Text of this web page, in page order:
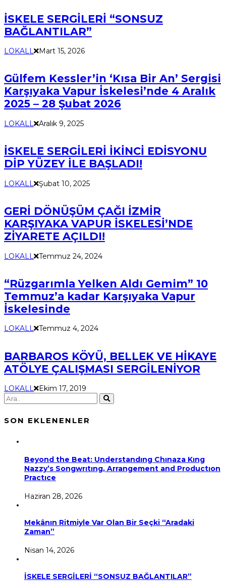
İSKELE SERGİLERİ “SONSUZ
BAĞLANTILAR”
LOKALL Mart 15, 2026
Gülfem Kessler’in ‘Kısa Bir An’ Sergisi
Karşıyaka Vapur İskelesi’nde 4 Aralık
2025 – 28 Şubat 2026
LOKALL Aralık 9, 2025
İSKELE SERGİLERİ İKİNCİ EDİSYONU
DİP YÜZEY İLE BAŞLADI!
LOKALL Şubat 10, 2025
GERİ DÖNÜŞÜM ÇAĞI İZMİR
KARŞIYAKA VAPUR İSKELESİ’NDE
ZİYARETE AÇILDI!
LOKALL Temmuz 24, 2024
“Rüzgarımla Yelken Aldı Gemim” 10
Temmuz’a kadar Karşıyaka Vapur
İskelesinde
LOKALL Temmuz 4, 2024
BARBAROS KÖYÜ, BELLEK VE HİKAYE
ATÖLYE ÇALIŞMASI SERGİLENİYOR
LOKALL Ekim 17, 2019
SON EKLENENLER
Beyond the Beat: Understandıng Chınaza Kıng
Nazzy’s Songwrıtıng, Arrangement and Productıon
Practıce
Haziran 28, 2026
Mekânın Ritmiyle Var Olan Bir Seçki “Aradaki
Zaman”
Nisan 14, 2026
İSKELE SERGİLERİ “SONSUZ BAĞLANTILAR”